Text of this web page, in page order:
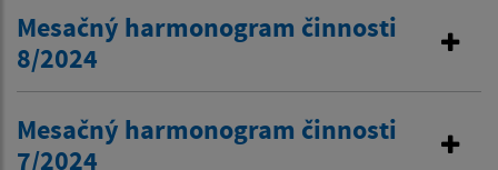
Mesačný harmonogram činnosti
8/2024
Mesačný harmonogram činnosti
7/2024